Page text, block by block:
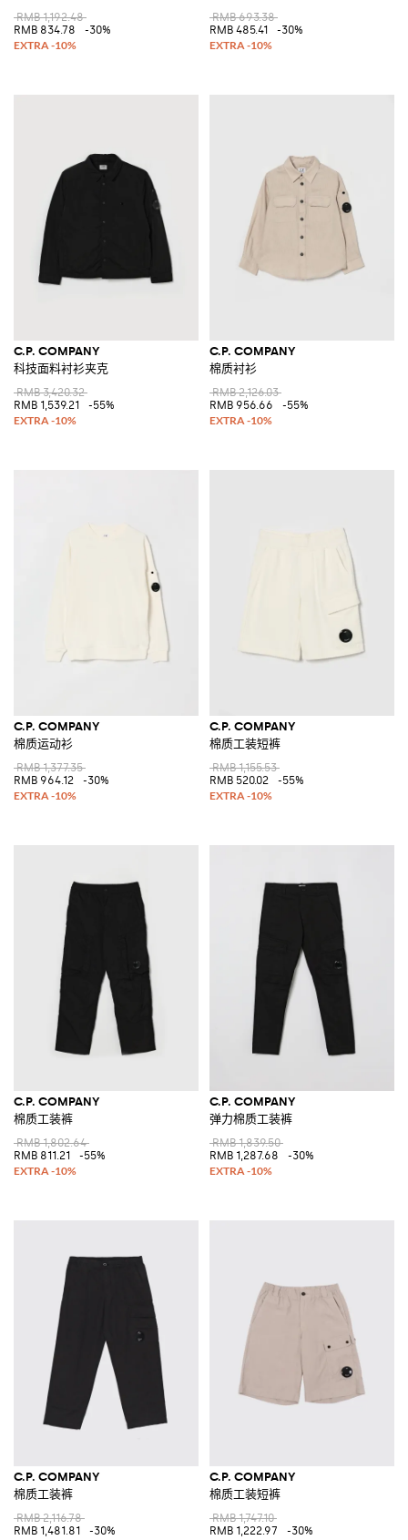
RMB 1,192.48
RMB 834.78
-30%
RMB 693.38
RMB 485.41
-30%
C.P. COMPANY
科技面料衬衫夹克
RMB 3,420.32
RMB 1,539.21
-55%
C.P. COMPANY
棉质衬衫
RMB 2,126.03
RMB 956.66
-55%
C.P. COMPANY
棉质运动衫
RMB 1,377.35
RMB 964.12
-30%
C.P. COMPANY
棉质工装短裤
RMB 1,155.53
RMB 520.02
-55%
C.P. COMPANY
棉质工装裤
RMB 1,802.64
RMB 811.21
-55%
C.P. COMPANY
弹力棉质工装裤
RMB 1,839.50
RMB 1,287.68
-30%
C.P. COMPANY
棉质工装裤
RMB 2,116.78
RMB 1,481.81
-30%
C.P. COMPANY
棉质工装短裤
RMB 1,747.10
RMB 1,222.97
-30%